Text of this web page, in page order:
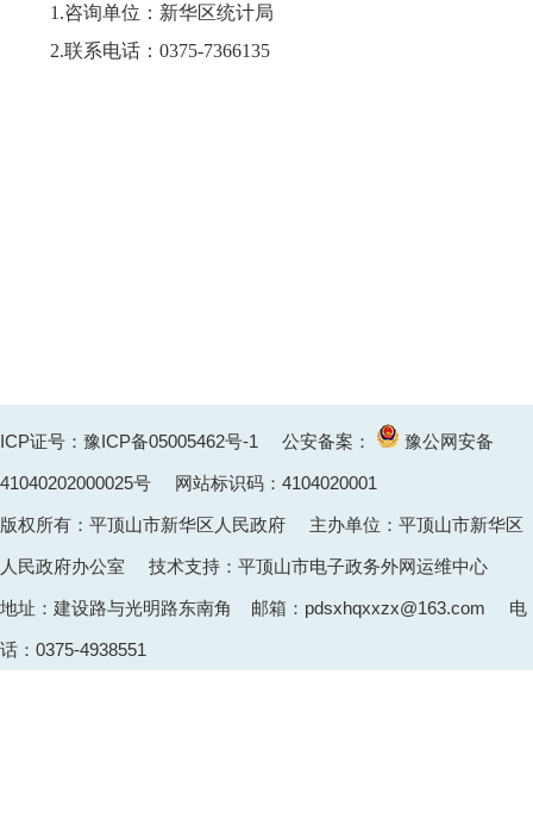
1.咨询单位：新华区统计局
2.联系电话：0375-7366135
ICP证号：豫ICP备05005462号-1 公安备案： 豫公网安备
41040202000025号 网站标识码：4104020001
版权所有：平顶山市新华区人民政府 主办单位：平顶山市新华区
人民政府办公室 技术支持：平顶山市电子政务外网运维中心
地址：建设路与光明路东南角 邮箱：pdsxhqxxzx@163.com 电
话：0375-4938551